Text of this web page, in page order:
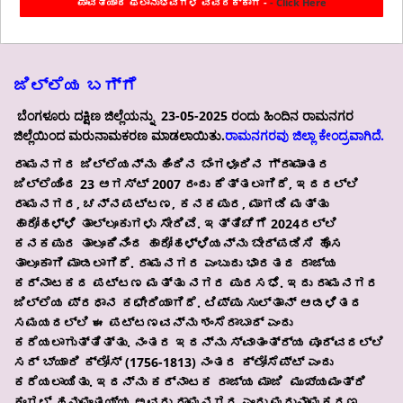
ಪಾವತಿಯಾದ ಫಲಾನುಭವಿಗಳ ವಿವರಕ್ಕಾಗಿ - - Click Here
ಜಿಲ್ಲೆಯ ಬಗ್ಗೆ
ಬೆಂಗಳೂರು ದಕ್ಷಿಣ ಜಿಲ್ಲೆಯನ್ನು 23-05-2025 ರಂದು ಹಿಂದಿನ ರಾಮನಗರ
ಜಿಲ್ಲೆಯಿಂದ ಮರುನಾಮಕರಣ ಮಾಡಲಾಯಿತು.ರಾಮನಗರವು ಜಿಲ್ಲಾ ಕೇಂದ್ರವಾಗಿದೆ.
ರಾಮನಗರ ಜಿಲ್ಲೆಯನ್ನು ಹಿಂದಿನ ಬೆಂಗಳೂರಿನ ಗ್ರಾಮಾಂತರ
ಜಿಲ್ಲೆಯಿಂದ 23 ಆಗಸ್ಟ್ 2007 ರಂದು ಕೆತ್ತಲಾಗಿದೆ, ಇದರಲ್ಲಿ
ರಾಮನಗರ, ಚನ್ನಪಟ್ಟಣ, ಕನಕಪುರ, ಮಾಗಡಿ ಮತ್ತು
ಹಾರೋಹಳ್ಳಿ ತಾಲ್ಲೂಕುಗಳು ಸೇರಿವೆ. ಇತ್ತಿಚೆಗೆ 2024ರಲ್ಲಿ
ಕನಕಪುರ ತಾಲೂಕಿನಿಂದ ಹಾರೋಹಳ್ಳಿಯನ್ನು ಬೇರ್ಪಡಿಸಿ ಹೊಸ
ತಾಲೂಕಾಗಿ ಮಾಡಲಾಗಿದೆ. ರಾಮನಗರ ಎಂಬುದು ಭಾರತದ ರಾಜ್ಯ
ಕರ್ನಾಟಕದ ಪಟ್ಟಣ ಮತ್ತು ನಗರ ಪುರಸಭೆ. ಇದು ರಾಮನಗರ
ಜಿಲ್ಲೆಯ ಪ್ರಧಾನ ಕಛೇರಿಯಾಗಿದೆ. ಟಿಪ್ಪು ಸುಲ್ತಾನ್ ಆಡಳಿತದ
ಸಮಯದಲ್ಲಿ ಈ ಪಟ್ಟಣವನ್ನು ಶಂಸೆರಾಬಾದ್ ಎಂದು
ಕರೆಯಲಾಗುತ್ತಿತ್ತು. ನಂತರ ಇದನ್ನು ಸ್ವಾತಂತ್ರ್ಯ ಪೂರ್ವದಲ್ಲಿ
ಸರ್ ಬ್ಯಾರಿ ಕ್ಲೋಸ್ (1756-1813) ನಂತರ ಕ್ಲೋಸೆಪ್ಟ್ ಎಂದು
ಕರೆಯಲಾಯಿತು. ಇದನ್ನು ಕರ್ನಾಟಕ ರಾಜ್ಯ ಮಾಜಿ ಮುಖ್ಯಮಂತ್ರಿ